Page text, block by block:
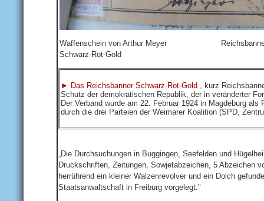
Waffenschein von Arthur Meyer
Schwarz-Rot-Gold
► Das Reichsbanner Schwarz-Rot-Gold , kurz
Schutz der demokratischen Republik, der in veränderter
Der Verband wurde am 22. Februar 1924 in Magdeburg
durch die drei Parteien der Weimarer Koalition (SPD,
„Die Durchsuchungen in Buggingen, Seefelden und
Druckschriften, Zeitungen, Sowjetabzeichen, 5 Abzeichen
herrührend ein kleiner Walzenrevolver und ein Dolch
Staatsanwaltschaft in Freiburg vorgelegt."